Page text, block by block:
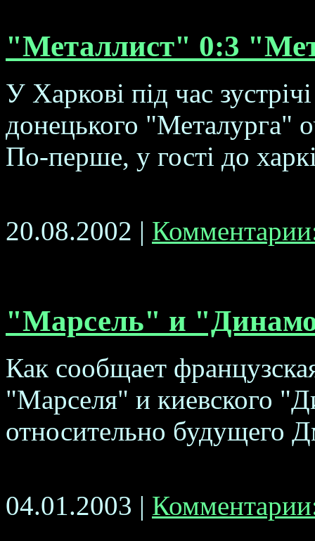
"Металлист" 0:3
У Харковi пiд час
донецького "Металурга"
По-перше, у гостi до
20.08.2002 |
"Марсель" и
Как сообщает
"Марселя" и киевского
относительно будущего
04.01.2003 |